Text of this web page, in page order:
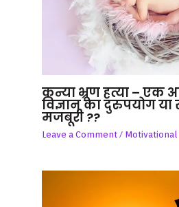
कन्या भ्रूण हत्या – एक
विज्ञान का दुरुपयोग
मजबूरी ??
Leave a Comment / Motivational